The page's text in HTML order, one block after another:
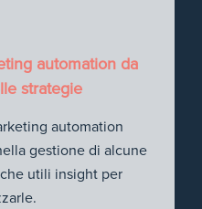
automation da
strategie
automation
gestione di alcune
utili insight per